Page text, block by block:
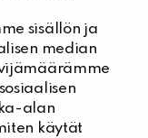
sisällön ja
median
alan
käytät